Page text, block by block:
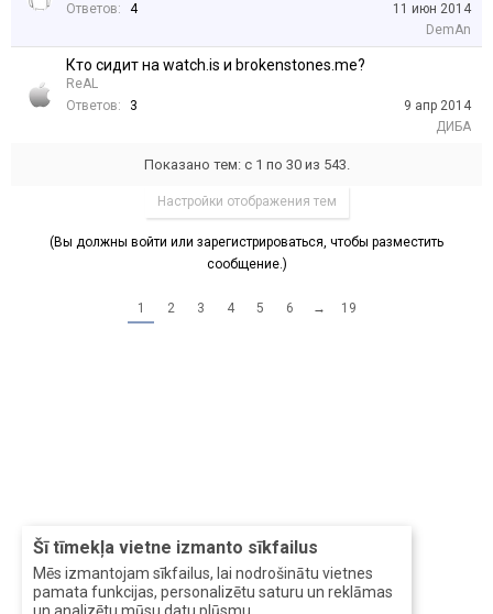
Šī tīmekļa vietne izmanto sīkfailus
Mēs izmantojam sīkfailus, lai nodrošinātu vietnes
pamata funkcijas, personalizētu saturu un reklāmas
Ответов:
4
11 июн 2014
DemAn
Кто сидит на watch.is и brokenstones.me?
ReAL
Ответов:
3
9 апр 2014
ДИБА
Показано тем: с 1 по 30 из 543.
Настройки отображения тем
(Вы должны войти или зарегистрироваться, чтобы разместить
сообщение.)
1 2 3 4 5 6 → 19